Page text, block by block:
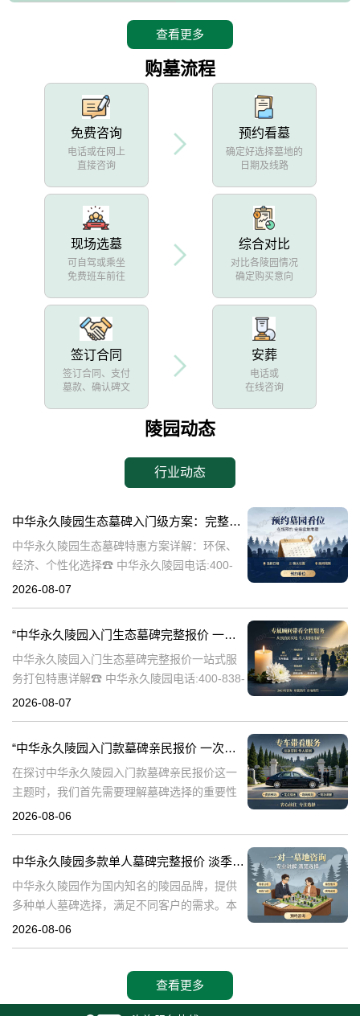
查看更多
购墓流程
免费咨询
电话或在网上
直接咨询
预约看墓
确定好选择墓地的
日期及线路
现场选墓
可自驾或乘坐
免费班车前往
综合对比
对比各陵园情况
确定购买意向
签订合同
签订合同、支付
墓款、确认碑文
安葬
电话或
在线咨询
陵园动态
行业动态
中华永久陵园生态墓碑入门级方案：完整报价与一站式服务打包特惠解析
中华永久陵园生态墓碑特惠方案详解：环保、
经济、个性化选择☎ 中华永久陵园电话:400-
838-5063随着人们对身后事的关注度提升，选
2026-08-07
“中华永久陵园入门生态墓碑完整报价 一站式服务打包特惠详解”
中华永久陵园入门生态墓碑完整报价一站式服
务打包特惠详解☎ 中华永久陵园电话:400-838-
5063中华永久陵园作为国内知名的陵园之一，
2026-08-07
“中华永久陵园入门款墓碑亲民报价 一次性付清享折上折：超值优惠与便捷选择的完美结合”
在探讨中华永久陵园入门款墓碑亲民报价这一
主题时，我们首先需要理解墓碑选择的重要性
及其对逝者与生者的影响。墓碑不仅是对逝者
2026-08-06
中华永久陵园多款单人墓碑完整报价 淡季下单直降数千元详解
中华永久陵园作为国内知名的陵园品牌，提供
多种单人墓碑选择，满足不同客户的需求。本
文将详细介绍中华永久陵园多款单人墓碑的完
2026-08-06
查看更多